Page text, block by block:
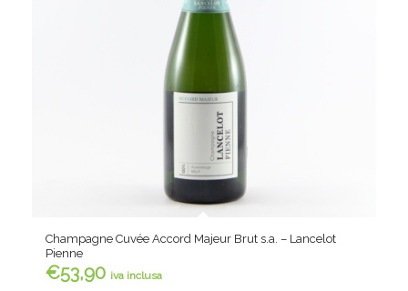
Champagne Cuvée Accord Majeur Brut s.a. – Lancelot
Pienne
€53,90 iva inclusa